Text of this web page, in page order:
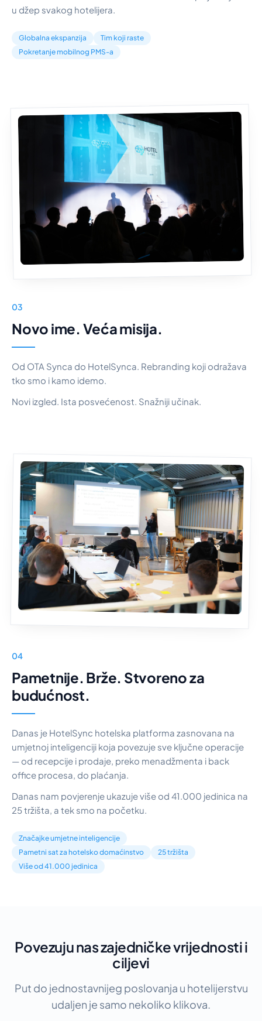
u džep svakog hotelijera.
Globalna ekspanzija
Tim koji raste
Pokretanje mobilnog PMS-a
03
Novo ime. Veća misija.
Od OTA Synca do HotelSynca. Rebranding koji odražava
tko smo i kamo idemo.
Novi izgled. Ista posvećenost. Snažniji učinak.
04
Pametnije. Brže. Stvoreno za
budućnost.
Danas je HotelSync hotelska platforma zasnovana na
umjetnoj inteligenciji koja povezuje sve ključne operacije
— od recepcije i prodaje, preko menadžmenta i back
office procesa, do plaćanja.
Danas nam povjerenje ukazuje više od 41.000 jedinica na
25 tržišta, a tek smo na početku.
Značajke umjetne inteligencije
Pametni sat za hotelsko domaćinstvo
25 tržišta
Više od 41.000 jedinica
Povezuju nas zajedničke vrijednosti i
ciljevi
Put do jednostavnijeg poslovanja u hotelijerstvu
udaljen je samo nekoliko klikova.